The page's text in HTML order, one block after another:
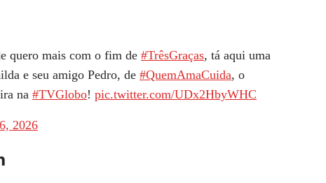
quero mais com o fim de #TrêsGraças, tá aqui uma
e seu amigo Pedro, de #QuemAmaCuida, o
na #TVGlobo! pic.twitter.com/UDx2HbyWHC
2026